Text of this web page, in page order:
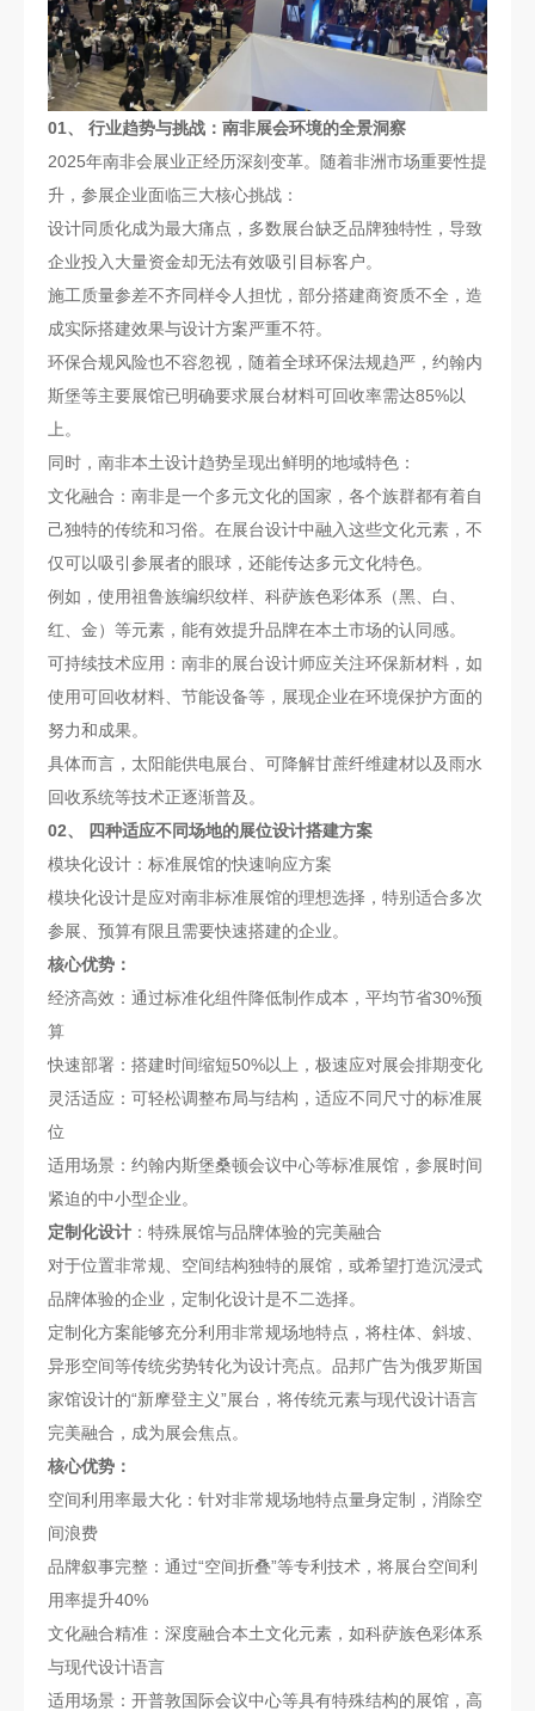
01、 行业趋势与挑战：南非展会环境的全景洞察
2025年南非会展业正经历深刻变革。随着非洲市场重要性提
升，参展企业面临三大核心挑战：
设计同质化成为最大痛点，多数展台缺乏品牌独特性，导致
企业投入大量资金却无法有效吸引目标客户。
施工质量参差不齐同样令人担忧，部分搭建商资质不全，造
成实际搭建效果与设计方案严重不符。
环保合规风险也不容忽视，随着全球环保法规趋严，约翰内
斯堡等主要展馆已明确要求展台材料可回收率需达85%以
上。
同时，南非本土设计趋势呈现出鲜明的地域特色：
文化融合：南非是一个多元文化的国家，各个族群都有着自
己独特的传统和习俗。在展台设计中融入这些文化元素，不
仅可以吸引参展者的眼球，还能传达多元文化特色。
例如，使用祖鲁族编织纹样、科萨族色彩体系（黑、白、
红、金）等元素，能有效提升品牌在本土市场的认同感。
可持续技术应用：南非的展台设计师应关注环保新材料，如
使用可回收材料、节能设备等，展现企业在环境保护方面的
努力和成果。
具体而言，太阳能供电展台、可降解甘蔗纤维建材以及雨水
回收系统等技术正逐渐普及。
02、 四种适应不同场地的展位设计搭建方案
模块化设计：标准展馆的快速响应方案
模块化设计是应对南非标准展馆的理想选择，特别适合多次
参展、预算有限且需要快速搭建的企业。
核心优势：
经济高效：通过标准化组件降低制作成本，平均节省30%预
算
快速部署：搭建时间缩短50%以上，极速应对展会排期变化
灵活适应：可轻松调整布局与结构，适应不同尺寸的标准展
位
适用场景：约翰内斯堡桑顿会议中心等标准展馆，参展时间
紧迫的中小型企业。
定制化设计 ：特殊展馆与品牌体验的完美融合
对于位置非常规、空间结构独特的展馆，或希望打造沉浸式
品牌体验的企业，定制化设计是不二选择。
定制化方案能够充分利用非常规场地特点，将柱体、斜坡、
异形空间等传统劣势转化为设计亮点。品邦广告为俄罗斯国
家馆设计的“新摩登主义”展台，将传统元素与现代设计语言
完美融合，成为展会焦点。
核心优势：
空间利用率最大化：针对非常规场地特点量身定制，消除空
间浪费
品牌叙事完整：通过“空间折叠”等专利技术，将展台空间利
用率提升40%
文化融合精准：深度融合本土文化元素，如科萨族色彩体系
与现代设计语言
适用场景：开普敦国际会议中心等具有特殊结构的展馆，高